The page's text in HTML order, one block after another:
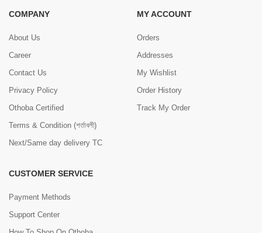
COMPANY
About Us
Career
Contact Us
Privacy Policy
Othoba Certified
Terms & Condition (শর্তাবলী)
Next/Same day delivery TC
MY ACCOUNT
Orders
Addresses
My Wishlist
Order History
Track My Order
CUSTOMER SERVICE
Payment Methods
Support Center